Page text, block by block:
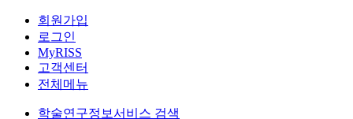
회원가입
로그인
MyRISS
고객센터
전체메뉴
학술연구정보서비스 검색